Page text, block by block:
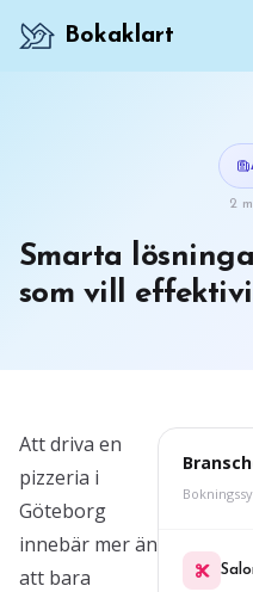
Bokaklart
2
Smarta
som vill
Att driva en
pizzeria i
Göteborg
innebär mer än
att bara